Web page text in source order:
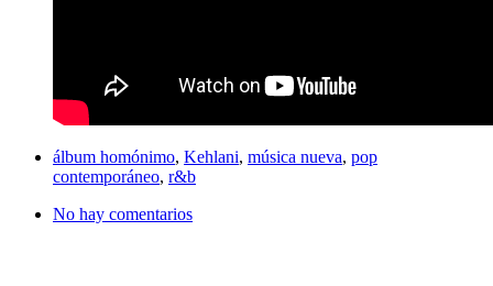
álbum homónimo, Kehlani, música nueva, pop
contemporáneo, r&b
No hay comentarios